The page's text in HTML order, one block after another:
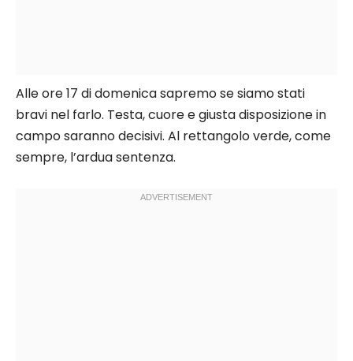
Alle ore 17 di domenica sapremo se siamo stati
bravi nel farlo. Testa, cuore e giusta disposizione in
campo saranno decisivi. Al rettangolo verde, come
sempre, l’ardua sentenza.